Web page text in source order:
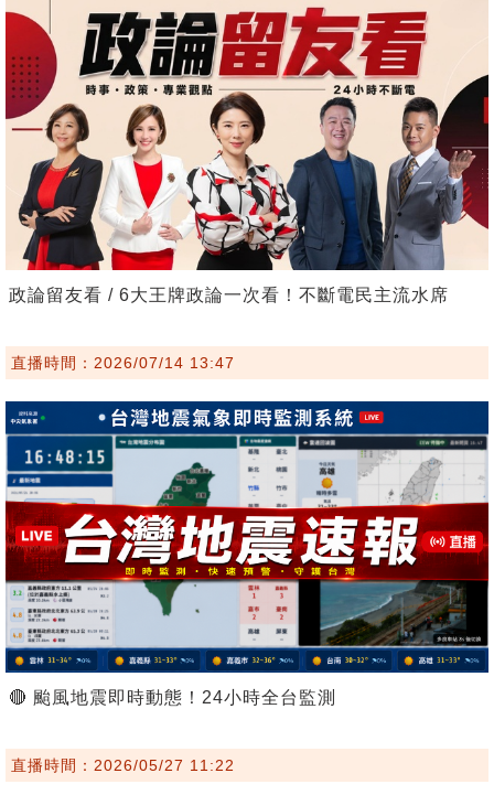
政論留友看 / 6大王牌政論一次看！不斷電民主流水席
直播時間：2026/07/14 13:47
🔴 颱風地震即時動態！24小時全台監測
直播時間：2026/05/27 11:22